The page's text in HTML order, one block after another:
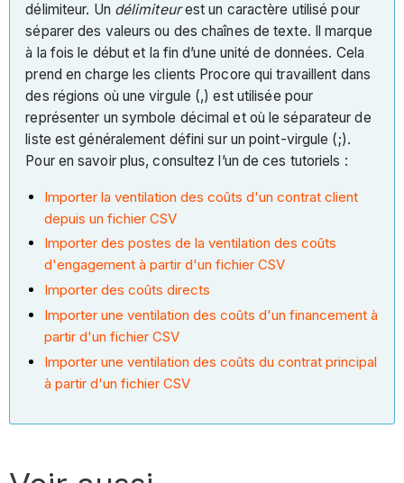
délimiteur. Un délimiteurest un caractère utilisé pour
séparer des valeurs ou des chaînes de texte. Il marque
à la fois le début et la fin d’une unité de données. Cela
prend en charge les clients Procore qui travaillent dans
des régions où une virgule (,) est utilisée pour
représenter un symbole décimal et où le séparateur de
liste est généralement défini sur un point-virgule (;).
Pour en savoir plus, consultez l’un de ces tutoriels :
Importer la ventilation des coûts d'un contrat client
depuis un fichier CSV
Importer des postes de la ventilation des coûts
d'engagement à partir d'un fichier CSV
Importer des coûts directs
Importer une ventilation des coûts d'un financement à
partir d'un fichier CSV
Importer une ventilation des coûts du contrat principal
à partir d'un fichier CSV